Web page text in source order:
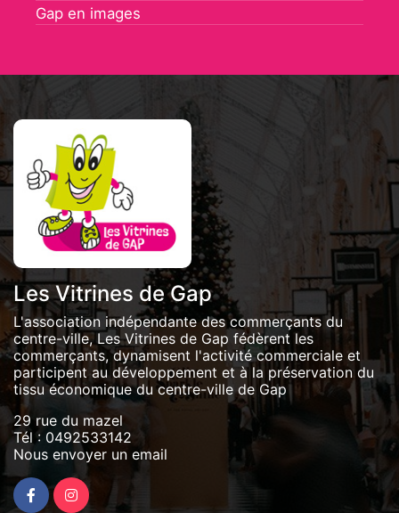
Gap en images
Les Vitrines de Gap
L'association indépendante des commerçants du
centre-ville, Les Vitrines de Gap fédèrent les
commerçants, dynamisent l'activité commerciale et
participent au développement et à la préservation du
tissu économique du centre-ville de Gap
29 rue du mazel
Tél : 0492533142
Nous envoyer un email